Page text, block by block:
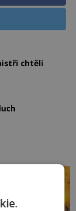
chtěli